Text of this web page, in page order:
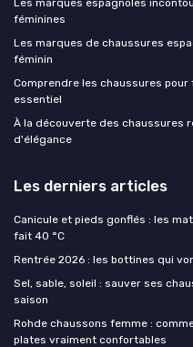
féminines
Les marques de chaussures
féminin
Comprendre les chaussures
essentiel
À la découverte des chaussures
d'élégance
Les derniers articles
Canicule et pieds gonflés : les
fait 40 °C
Rentrée 2026 : les bottines qui
Sel, sable, soleil : sauver ses
saison
Rohde chaussons femme :
plates vraiment confortables